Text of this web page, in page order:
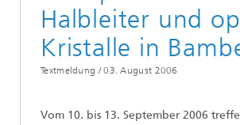
Halbleiter und
Kristalle in
Textmeldung / 03. August 2006
Vom 10. bis 13. September 2006